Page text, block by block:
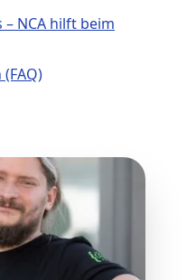
– NCA hilft beim